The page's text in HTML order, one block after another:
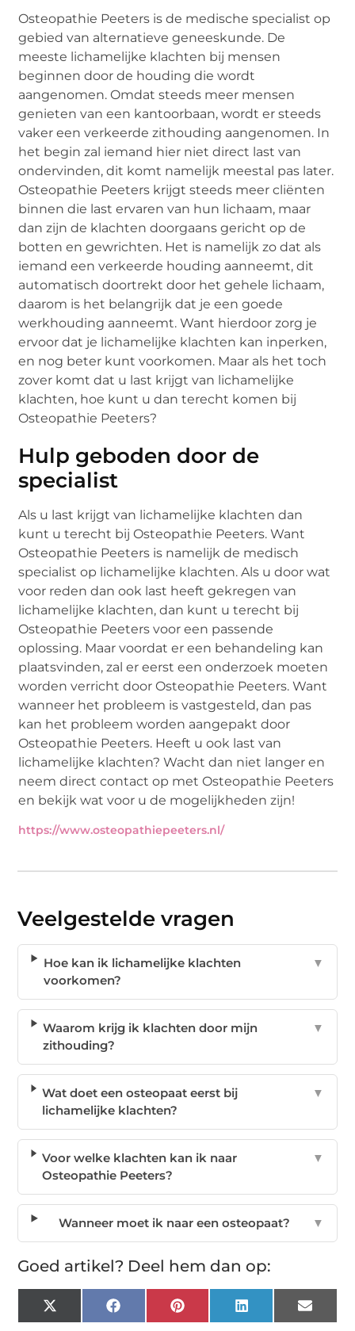
Osteopathie Peeters is de medische specialist op
gebied van alternatieve geneeskunde. De
meeste lichamelijke klachten bij mensen
beginnen door de houding die wordt
aangenomen. Omdat steeds meer mensen
genieten van een kantoorbaan, wordt er steeds
vaker een verkeerde zithouding aangenomen. In
het begin zal iemand hier niet direct last van
ondervinden, dit komt namelijk meestal pas later.
Osteopathie Peeters krijgt steeds meer cliënten
binnen die last ervaren van hun lichaam, maar
dan zijn de klachten doorgaans gericht op de
botten en gewrichten. Het is namelijk zo dat als
iemand een verkeerde houding aanneemt, dit
automatisch doortrekt door het gehele lichaam,
daarom is het belangrijk dat je een goede
werkhouding aanneemt. Want hierdoor zorg je
ervoor dat je lichamelijke klachten kan inperken,
en nog beter kunt voorkomen. Maar als het toch
zover komt dat u last krijgt van lichamelijke
klachten, hoe kunt u dan terecht komen bij
Osteopathie Peeters?
Hulp geboden door de
specialist
Als u last krijgt van lichamelijke klachten dan
kunt u terecht bij Osteopathie Peeters. Want
Osteopathie Peeters is namelijk de medisch
specialist op lichamelijke klachten. Als u door wat
voor reden dan ook last heeft gekregen van
lichamelijke klachten, dan kunt u terecht bij
Osteopathie Peeters voor een passende
oplossing. Maar voordat er een behandeling kan
plaatsvinden, zal er eerst een onderzoek moeten
worden verricht door Osteopathie Peeters. Want
wanneer het probleem is vastgesteld, dan pas
kan het probleem worden aangepakt door
Osteopathie Peeters. Heeft u ook last van
lichamelijke klachten? Wacht dan niet langer en
neem direct contact op met Osteopathie Peeters
en bekijk wat voor u de mogelijkheden zijn!
https://www.osteopathiepeeters.nl/
Veelgestelde vragen
Hoe kan ik lichamelijke klachten
voorkomen?
▼
Waarom krijg ik klachten door mijn
zithouding?
▼
Wat doet een osteopaat eerst bij
lichamelijke klachten?
▼
Voor welke klachten kan ik naar
Osteopathie Peeters?
▼
Wanneer moet ik naar een osteopaat? ▼
Goed artikel? Deel hem dan op:
X
(Twitter)
Facebook Pinterest LinkedIn Email